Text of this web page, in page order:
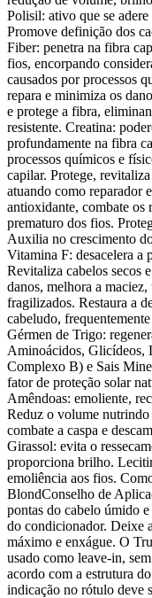
Polisil: ativo que se
Promove definição dos
Fiber: penetra na fibra
fios, encorpando
causados por processos
repara e minimiza os
e protege a fibra,
resistente. Creatina:
profundamente na fibra
processos químicos e
capilar. Protege,
atuando como reparador
antioxidante, combate os
prematuro dos fios.
Auxilia no crescimento
Vitamina F: desacelera a
Revitaliza cabelos secos
danos, melhora a
fragilizados. Restaura a
cabeludo,
Gérmen de Trigo:
Aminoácidos, Glicídeos,
Complexo B) e Sais
fator de proteção solar
Amêndoas: emoliente,
Reduz o volume
combate a caspa e
Girassol: evita o
proporciona brilho.
emoliência aos fios.
BlondConselho de
pontas do cabelo úmido
do condicionador. Deixe
máximo e enxágue. O
usado como leave-in,
acordo com a estrutura
indicação no rótulo deve